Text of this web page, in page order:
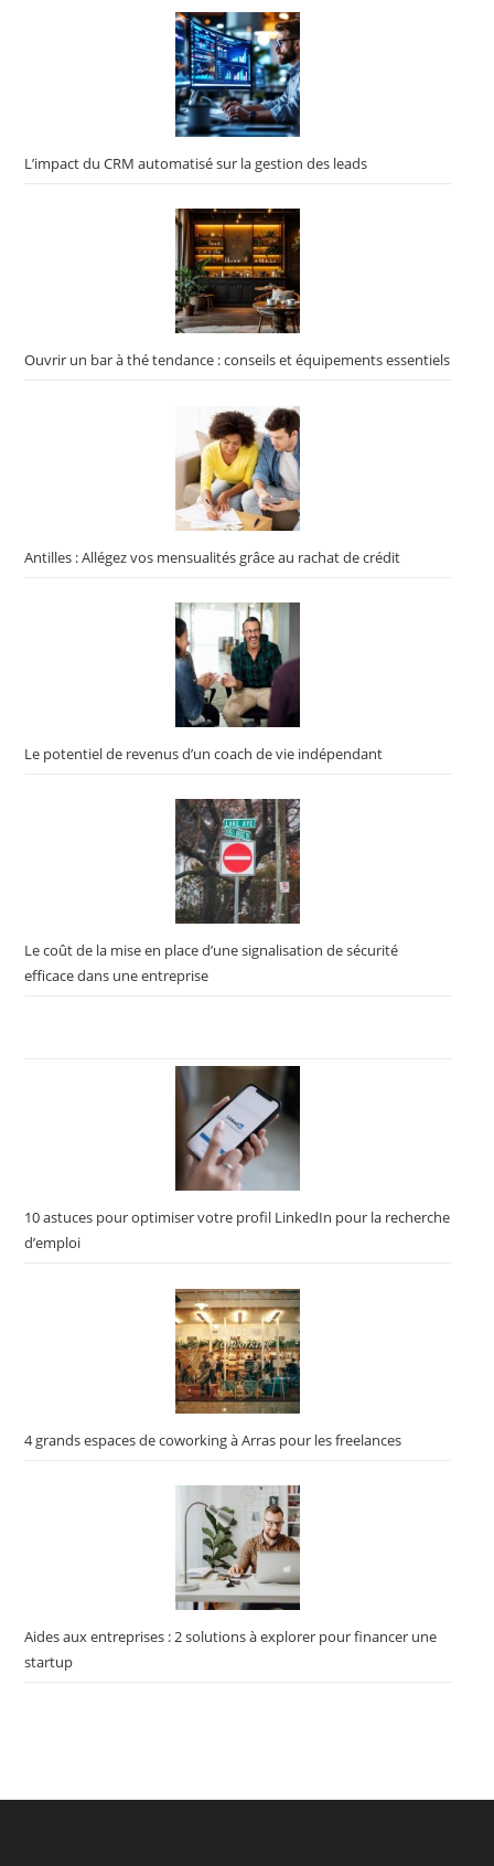
L’impact du CRM automatisé sur la gestion des leads
Ouvrir un bar à thé tendance : conseils et équipements essentiels
Antilles : Allégez vos mensualités grâce au rachat de crédit
Le potentiel de revenus d’un coach de vie indépendant
Le coût de la mise en place d’une signalisation de sécurité
efficace dans une entreprise
10 astuces pour optimiser votre profil LinkedIn pour la recherche
d’emploi
4 grands espaces de coworking à Arras pour les freelances
Aides aux entreprises : 2 solutions à explorer pour financer une
startup